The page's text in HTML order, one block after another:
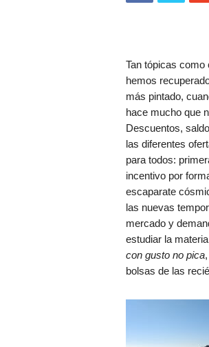
Tan tópicas
hemos
más pintado,
hace mucho que
Descuentos,
las diferentes
para todos:
incentivo por
escaparate
las nuevas
mercado y
estudiar la
con gusto no pica
bolsas de las